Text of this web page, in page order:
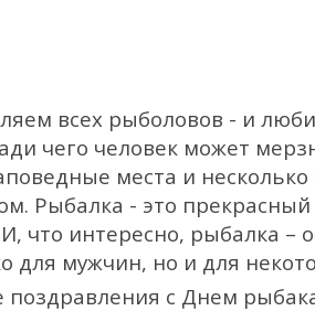
всех рыболовов - и
чего человек может
места и
Рыбалка - это
И, что интересно, рыбалка
для мужчин, но и для
с Днем